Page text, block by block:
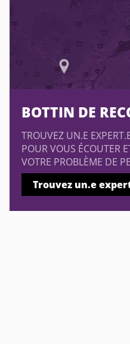
BOTTIN DE
TROUVEZ UN.E
POUR VOUS ÉCOUTER
VOTRE PROBLÈME DE
Trouvez un.e